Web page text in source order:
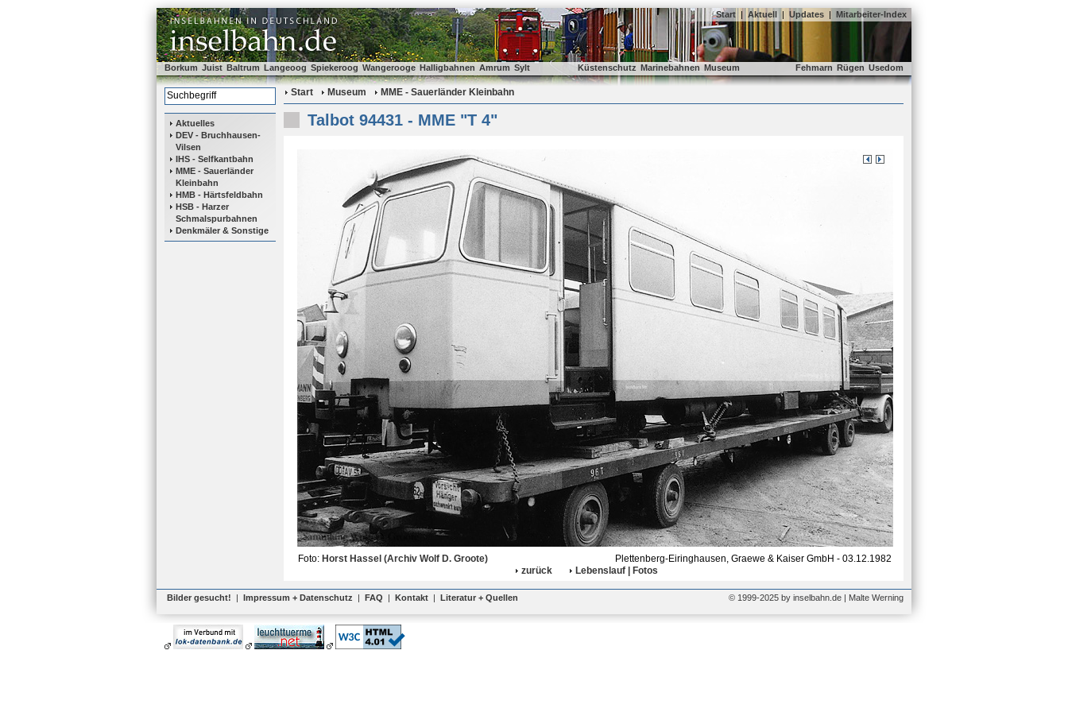
Start | Aktuell | Updates | Mitarbeiter-Index
Borkum Juist Baltrum Langeoog Spiekeroog Wangerooge Halligbahnen Amrum Sylt Küstenschutz Marinebahnen Museum Fehmarn Rügen Usedom
Aktuelles
DEV - Bruchhausen-
Vilsen
IHS - Selfkantbahn
MME - Sauerländer
Kleinbahn
HMB - Härtsfeldbahn
HSB - Harzer
Schmalspurbahnen
Denkmäler & Sonstige
Start Museum MME - Sauerländer Kleinbahn
Talbot 94431 - MME "T 4"
Foto: Horst Hassel (Archiv Wolf D. Groote)
Plettenberg-Eiringhausen, Graewe & Kaiser GmbH - 03.12.1982
zurück
Lebenslauf | Fotos
Bilder gesucht! | Impressum + Datenschutz | FAQ | Kontakt | Literatur + Quellen © 1999-2025 by inselbahn.de | Malte Werning